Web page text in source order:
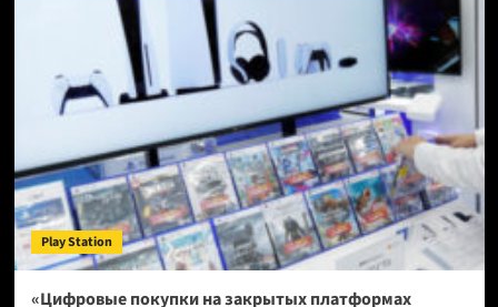
сериала
«Очень
странные
дела»
Милли
Браун
оказалась
поклонницей
Grand
Theft
Auto
Play Station
«Цифровые покупки на закрытых платформах